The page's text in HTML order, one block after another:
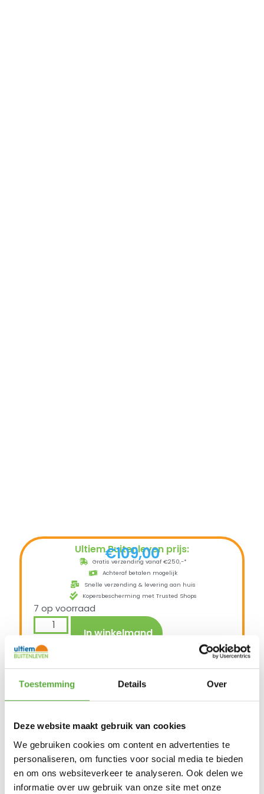
Toestemming Details Over
Deze website maakt gebruik van cookies
We gebruiken cookies om content en advertenties te
personaliseren, om functies voor social media te bieden
en om ons websiteverkeer te analyseren. Ook delen we
informatie over uw gebruik van onze site met onze
Ultiem Buitenleven prijs:
€109,00
Gratis verzending vanaf €250,-*
Achteraf betalen mogelijk
Snelle verzending & levering aan huis
Kopersbescherming met Trusted Shops
7 op voorraad
In winkelmand
De Nardi Net kunststof kuipstoel is een zeer
De toegepaste materialen zijn door en door
gekleurd, waardoor bij het ontstaan van een
kras er geen kleurverschil optreedt.
Door het toepassen van de materialen is de
stoel niet alleen geschikt voor particulier